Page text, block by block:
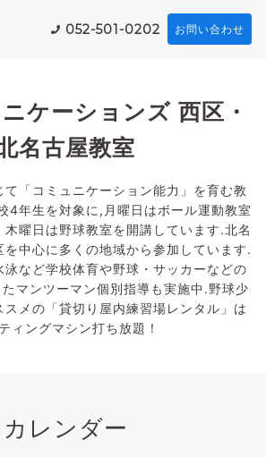
052-501-0202 お問い合わせ
ケーションズ 西区・
名古屋教室
「コミュニケーション能力」を育む教
4年生を対象に,月曜日はボール運動教室
木曜日は野球教室を開講しています.北名
中心に多くの地域から参加しています.
など学校体育や野球・サッカーなどの
マンツーマン個別指導も実施中.野球少
メの「貸切り屋内練習場レンタル」は
ィングマシン打ち放題！
カレンダー